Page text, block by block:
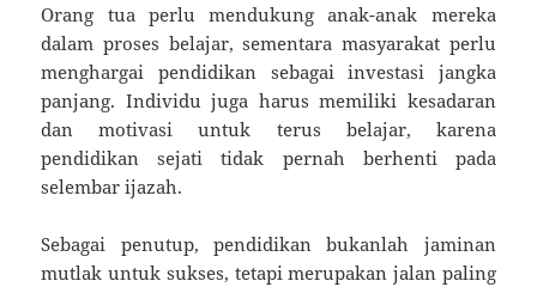
Orang tua perlu mendukung anak-anak mereka
dalam proses belajar, sementara masyarakat perlu
menghargai pendidikan sebagai investasi jangka
panjang. Individu juga harus memiliki kesadaran
dan motivasi untuk terus belajar, karena
pendidikan sejati tidak pernah berhenti pada
selembar ijazah.
Sebagai penutup, pendidikan bukanlah jaminan
mutlak untuk sukses, tetapi merupakan jalan paling